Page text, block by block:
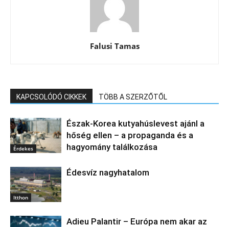
Falusi Tamas
KAPCSOLÓDÓ CIKKEK TÖBB A SZERZŐTŐL
Érdekes
Észak‑Korea kutyahúslevest ajánl a
hőség ellen – a propaganda és a
hagyomány találkozása
Itthon
Édesvíz nagyhatalom
Adieu Palantir – Európa nem akar az